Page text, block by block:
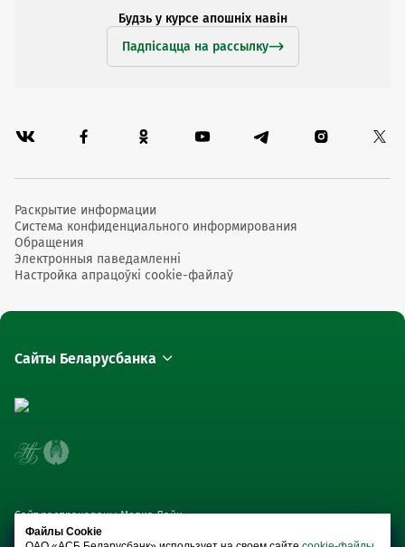
Будзь у курсе апошніх навін
Падпісацца на рассылку
Раскрытие информации
Система конфиденциального информирования
Обращения
Электронныя паведамленні
Настройка апрацоўкі cookie-файлаў
Сайты Беларусбанка
Сайт распрацаваны Медиа Лайн
Файлы Cookie